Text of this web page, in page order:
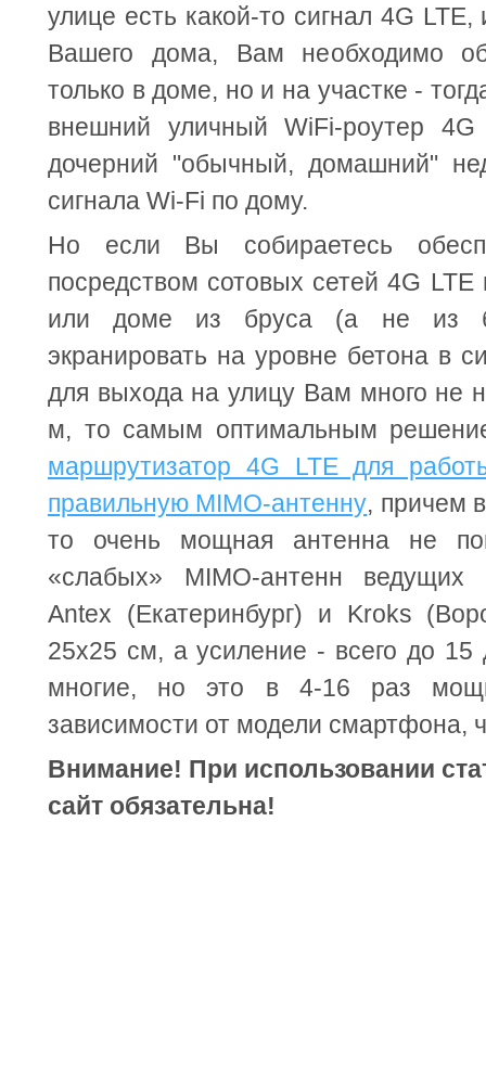
улице есть какой-то сигнал 4G
Вашего дома, Вам необходимо
только в доме, но и на участке -
внешний уличный WiFi-роутер
дочерний "обычный, домашний"
сигнала Wi-Fi по дому.
Но если Вы собираетесь
посредством сотовых сетей 4G
или доме из бруса (а не из
экранировать на уровне бетона в
для выхода на улицу Вам много не
м, то самым оптимальным
маршрутизатор 4G LTE для
правильную MIMO-антенну, причем
то очень мощная антенна не
«слабых» MIMO-антенн ведущих
Antex (Екатеринбург) и Kroks
25х25 см, а усиление - всего до 15
многие, но это в 4-16 раз
зависимости от модели смартфона,
Внимание! При использовании
сайт обязательна!